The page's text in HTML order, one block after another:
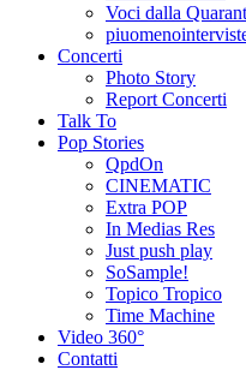
Voci dalla
Concerti
Photo Story
Report Concerti
Talk To
Pop Stories
QpdOn
CINEMATIC
Extra POP
In Medias Res
Just push play
SoSample!
Topico Tropico
Time Machine
Video 360°
Contatti